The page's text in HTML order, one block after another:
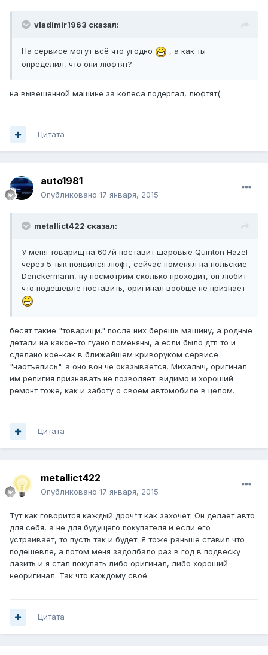
vladimir1963 сказал:
На сервисе могут всё что угодно
, а как ты
определил, что они люфтят?
на вывешенной машине за колеса подергал, люфтят(
Цитата
auto1981
Опубликовано 17 января, 2015
metallict422 сказал:
У меня товарищ на 607й поставит шаровые Quinton Hazel
через 5 тык появился люфт, сейчас поменял на польские
Denckermann, ну посмотрим сколько проходит, он любит
что подешевле поставить, оригинал вообще не признаёт
бесят такие "товарищи." после них берешь машину, а родные
детали на какое-то гуано поменяны, а если было дтп то и
сделано кое-как в ближайшем криворуком сервисе
"наотъепись". а оно вон че оказывается, Михалыч, оригинал
им религия признавать не позволяет. видимо и хороший
ремонт тоже, как и заботу о своем автомобиле в целом.
Цитата
metallict422
Опубликовано 17 января, 2015
Тут как говорится каждый дроч*т как захочет. Он делает авто
для себя, а не для будущего покупателя и если его
устраивает, то пусть так и будет. Я тоже раньше ставил что
подешевле, а потом меня задолбало раз в год в подвеску
лазить и я стал покупать либо оригинал, либо хороший
неоригинал. Так что каждому своё.
Цитата